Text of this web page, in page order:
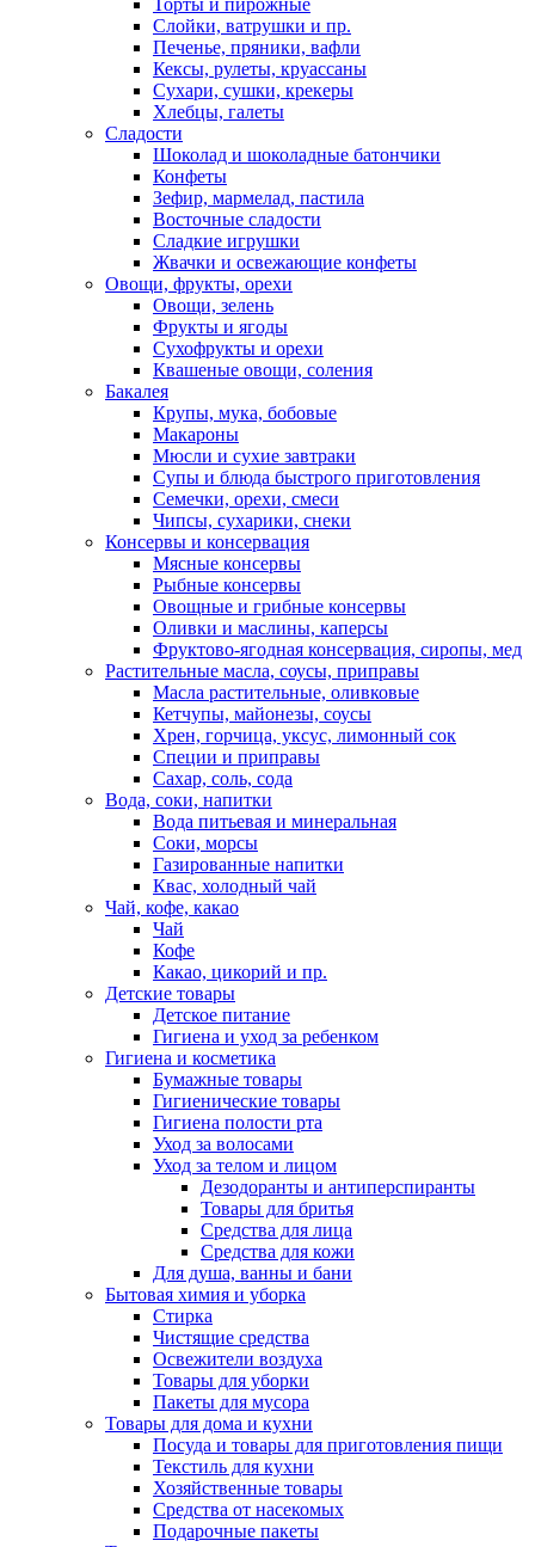
Торты и пирожные
Слойки, ватрушки и пр.
Печенье, пряники, вафли
Кексы, рулеты, круассаны
Сухари, сушки, крекеры
Хлебцы, галеты
Сладости
Шоколад и шоколадные батончики
Конфеты
Зефир, мармелад, пастила
Восточные сладости
Сладкие игрушки
Жвачки и освежающие конфеты
Овощи, фрукты, орехи
Овощи, зелень
Фрукты и ягоды
Сухофрукты и орехи
Квашеные овощи, соления
Бакалея
Крупы, мука, бобовые
Макароны
Мюсли и сухие завтраки
Супы и блюда быстрого приготовления
Семечки, орехи, смеси
Чипсы, сухарики, снеки
Консервы и консервация
Мясные консервы
Рыбные консервы
Овощные и грибные консервы
Оливки и маслины, каперсы
Фруктово-ягодная консервация, сиропы, мед
Растительные масла, соусы, приправы
Масла растительные, оливковые
Кетчупы, майонезы, соусы
Хрен, горчица, уксус, лимонный сок
Специи и приправы
Сахар, соль, сода
Вода, соки, напитки
Вода питьевая и минеральная
Соки, морсы
Газированные напитки
Квас, холодный чай
Чай, кофе, какао
Чай
Кофе
Какао, цикорий и пр.
Детские товары
Детское питание
Гигиена и уход за ребенком
Гигиена и косметика
Бумажные товары
Гигиенические товары
Гигиена полости рта
Уход за волосами
Уход за телом и лицом
Дезодоранты и антиперспиранты
Товары для бритья
Средства для лица
Средства для кожи
Для душа, ванны и бани
Бытовая химия и уборка
Стирка
Чистящие средства
Освежители воздуха
Товары для уборки
Пакеты для мусора
Товары для дома и кухни
Посуда и товары для приготовления пищи
Текстиль для кухни
Хозяйственные товары
Средства от насекомых
Подарочные пакеты